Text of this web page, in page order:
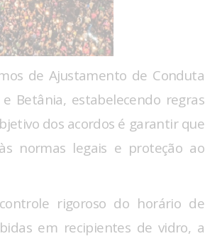
de Ajustamento de Conduta
Betânia, estabelecendo regras
dos acordos é garantir que
normas legais e proteção ao
rigoroso do horário de
em recipientes de vidro, a